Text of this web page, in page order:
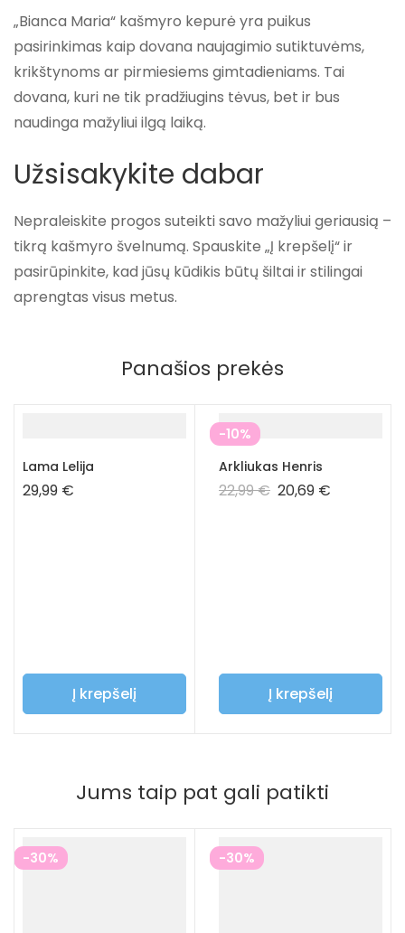
„Bianca Maria“ kašmyro kepurė yra puikus
pasirinkimas kaip dovana naujagimio sutiktuvėms,
krikštynoms ar pirmiesiems gimtadieniams. Tai
dovana, kuri ne tik pradžiugins tėvus, bet ir bus
naudinga mažyliui ilgą laiką.
Užsisakykite dabar
Nepraleiskite progos suteikti savo mažyliui geriausią –
tikrą kašmyro švelnumą. Spauskite „Į krepšelį“ir
pasirūpinkite, kad jūsų kūdikis būtų šiltai ir stilingai
aprengtas visus metus.
Panašios prekės
Lama Lelija
29,99 €
Į krepšelį
-10%
Arkliukas Henris
22,99€ 20,69 €
Į krepšelį
Jums taip pat gali patikti
-30% -30%